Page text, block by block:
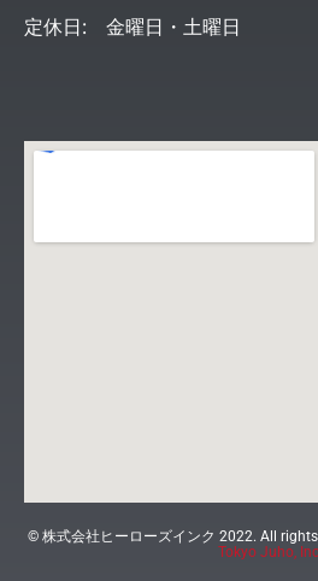
定休日: 金曜日・土曜日
© 株式会社ヒーローズインク 2022. All
Tokyo Juho,